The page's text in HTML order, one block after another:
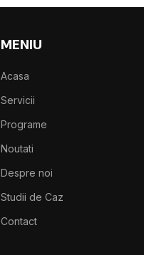
MENIU
Acasa
Servicii
Programe
Noutati
Despre noi
Studii de Caz
Contact